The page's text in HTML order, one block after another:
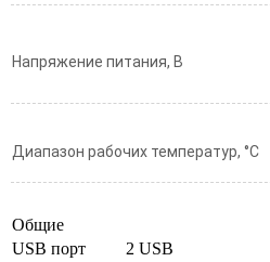
Напряжение питания, В
Диапазон рабочих температур, °С
Общие
USB порт
2 USB